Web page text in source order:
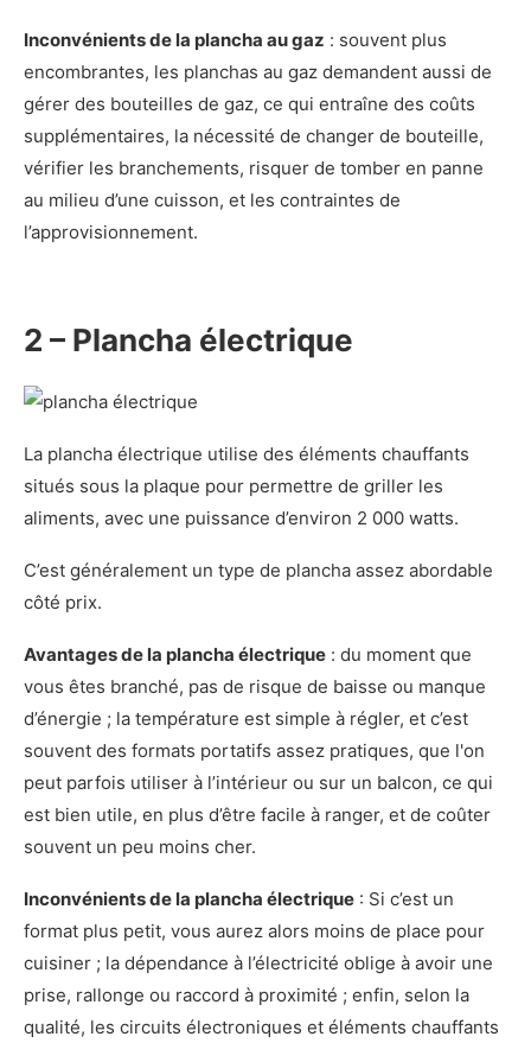
Inconvénients de la plancha au gaz : souvent plus
encombrantes, les planchas au gaz demandent aussi de
gérer des bouteilles de gaz, ce qui entraîne des coûts
supplémentaires, la nécessité de changer de bouteille,
vérifier les branchements, risquer de tomber en panne
au milieu d’une cuisson, et les contraintes de
l’approvisionnement.
2 – Plancha électrique
La plancha électrique utilise des éléments chauffants
situés sous la plaque pour permettre de griller les
aliments, avec une puissance d’environ 2 000 watts.
C’est généralement un type de plancha assez abordable
côté prix.
Avantages de la plancha électrique : du moment que
vous êtes branché, pas de risque de baisse ou manque
d’énergie ; la température est simple à régler, et c’est
souvent des formats portatifs assez pratiques, que l'on
peut parfois utiliser à l’intérieur ou sur un balcon, ce qui
est bien utile, en plus d’être facile à ranger, et de coûter
souvent un peu moins cher.
Inconvénients de la plancha électrique : Si c’est un
format plus petit, vous aurez alors moins de place pour
cuisiner ; la dépendance à l’électricité oblige à avoir une
prise, rallonge ou raccord à proximité ; enfin, selon la
qualité, les circuits électroniques et éléments chauffants